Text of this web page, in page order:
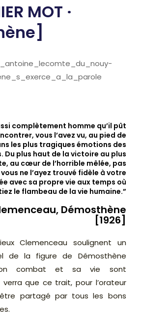
MOT ·
complètement homme qu’il pût
vous l’avez vu, au pied de
les plus tragiques émotions des
Du plus haut de la victoire au plus
au cœur de l’horrible mêlée, pas
ne l’ayez trouvé fidèle à votre
avec sa propre vie aux temps où
le flambeau de la vie humaine.”
Démosthène
[1926]
Clemenceau soulignent un
de la figure de Démosthène
combat et sa vie sont
verra que ce trait, pour l’orateur
partagé par tous les bons